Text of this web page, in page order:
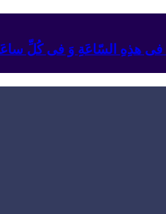
هذِهِ السّاعَةِ وَ فی کُلِّ